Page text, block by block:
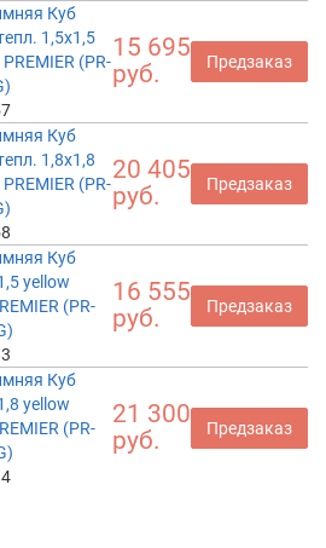
Куб
1,5х1,5
(PR-15 695
руб.
Предзаказ
Куб
1,8х1,8
(PR-20 405
руб.
Предзаказ
Куб
yellow
(PR-
16 555
руб.
Предзаказ
Куб
yellow
(PR-
21 300
руб.
Предзаказ